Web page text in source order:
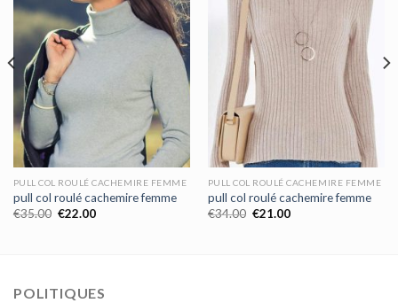
PULL COL ROULÉ CACHEMIRE FEMME
pull col roulé cachemire femme
€35.00 €22.00
PULL COL ROULÉ CACHEMIRE FEMME
pull col roulé cachemire femme
€34.00 €21.00
POLITIQUES